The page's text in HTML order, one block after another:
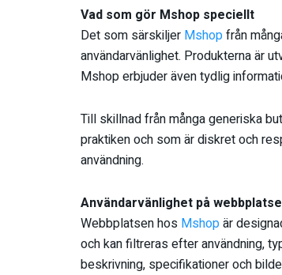
Vad som gör Mshop speciellt
Det som särskiljer Mshopfrån
användarvänlighet. Produkterna är
Mshop erbjuder även tydlig
Till skillnad från många generiska
praktiken och som är diskret och
användning.
Användarvänlighet på
Webbplatsen hos Mshopär
och kan filtreras efter användning,
beskrivning, specifikationer och